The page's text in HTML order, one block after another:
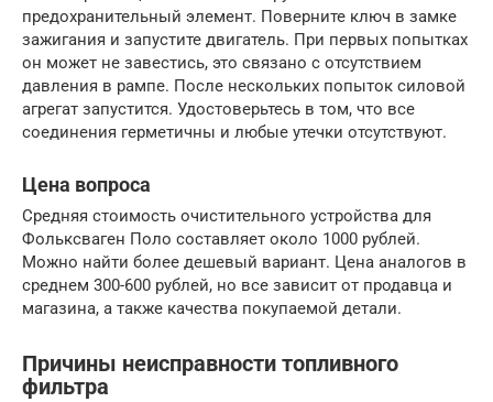
предохранительный элемент. Поверните ключ в замке
зажигания и запустите двигатель. При первых попытках
он может не завестись, это связано с отсутствием
давления в рампе. После нескольких попыток силовой
агрегат запустится. Удостоверьтесь в том, что все
соединения герметичны и любые утечки отсутствуют.
Цена вопроса
Средняя стоимость очистительного устройства для
Фольксваген Поло составляет около 1000 рублей.
Можно найти более дешевый вариант. Цена аналогов в
среднем 300-600 рублей, но все зависит от продавца и
магазина, а также качества покупаемой детали.
Причины неисправности топливного
фильтра